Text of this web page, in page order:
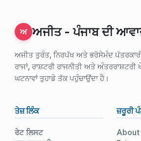
ਅ ਅਜੀਤ - ਪੰਜਾਬ ਦੀ
ਅਜੀਤ ਤੁਰੰਤ, ਨਿਰਪੱਖ ਅਤੇ ਭਰੋਸੇਮੰਦ
ਰਾਜਾਂ, ਰਾਸ਼ਟਰੀ ਰਾਜਨੀਤੀ ਅਤੇ ਅੰਤਰਰਾਸ਼ਟਰੀ
ਘਟਨਾਵਾਂ ਤੁਹਾਡੇ ਤੱਕ ਪਹੁੰਚਾਉਂਦਾ ਹੈ।
ਤੇਜ਼ ਲਿੰਕ
ਰੇਟ ਲਿਸਟ
ਜ਼ਰੂਰੀ
About